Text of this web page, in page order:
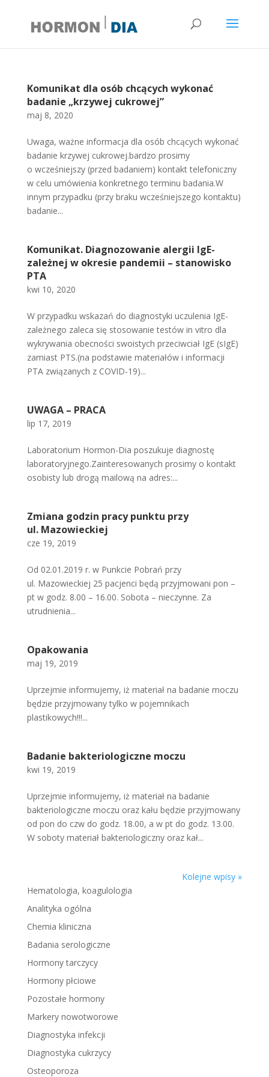
Komunikat dla osób chcących wykonać
badanie „krzywej cukrowej”
maj 8, 2020
Uwaga, ważne informacja dla osób chcących wykonać
badanie krzywej cukrowej.bardzo prosimy
o wcześniejszy (przed badaniem) kontakt telefoniczny
w celu umówienia konkretnego terminu badania.W
innym przypadku (przy braku wcześniejszego kontaktu)
badanie...
Komunikat. Diagnozowanie alergii IgE-
zależnej w okresie pandemii – stanowisko
PTA
kwi 10, 2020
W przypadku wskazań do diagnostyki uczulenia IgE-
zależnego zaleca się stosowanie testów in vitro dla
wykrywania obecności swoistych przeciwciał IgE (sIgE)
zamiast PTS.(na podstawie materiałów i informacji
PTA związanych z COVID-19)...
UWAGA – PRACA
lip 17, 2019
Laboratorium Hormon-Dia poszukuje diagnostę
laboratoryjnego.Zainteresowanych prosimy o kontakt
osobisty lub drogą mailową na adres:...
Zmiana godzin pracy punktu przy
ul. Mazowieckiej
cze 19, 2019
Od 02.01.2019 r. w Punkcie Pobrań przy
ul. Mazowieckiej 25 pacjenci będą przyjmowani pon –
pt w godz. 8.00 – 16.00. Sobota – nieczynne. Za
utrudnienia...
Opakowania
maj 19, 2019
Uprzejmie informujemy, iż materiał na badanie moczu
będzie przyjmowany tylko w pojemnikach
plastikowych!!!...
Badanie bakteriologiczne moczu
kwi 19, 2019
Uprzejmie informujemy, iż materiał na badanie
bakteriologiczne moczu oraz kału będzie przyjmowany
od pon do czw do godz. 18.00, a w pt do godz. 13.00.
W soboty materiał bakteriologiczny oraz kał...
Kolejne wpisy »
Hematologia, koagulologia
Analityka ogólna
Chemia kliniczna
Badania serologiczne
Hormony tarczycy
Hormony płciowe
Pozostałe hormony
Markery nowotworowe
Diagnostyka infekcji
Diagnostyka cukrzycy
Osteoporoza